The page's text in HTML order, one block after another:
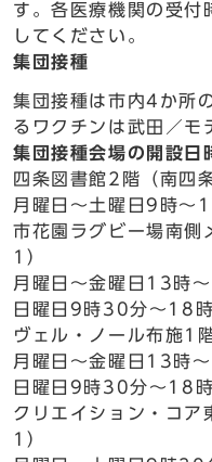
す。各医療機関の受付
してください。
集団接種
集団接種は市内4か所
るワクチンは武田／モ
集団接種会場の開設日
四条図書館2階（南四
月曜日～土曜日9時～
市花園ラグビー場南
1）
月曜日～金曜日13時
日曜日9時30分～18時
ヴェル・ノール布施1
月曜日～金曜日13時
日曜日9時30分～18時
クリエイション・コ
1）